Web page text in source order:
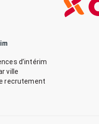
d’intérim
ville
recrutement